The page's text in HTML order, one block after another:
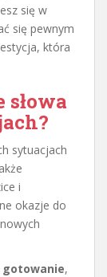
się w
się pewnym
która
sytuacjach
i
okazje do
gotowanie,